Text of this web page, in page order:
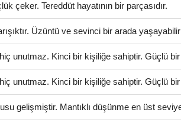
çeker. Tereddüt hayatının bir parçasıdır.
Üzüntü ve sevinci bir arada
unutmaz. Kinci bir kişiliğe sahiptir. Güçlü bir
unutmaz. Kinci bir kişiliğe sahiptir. Güçlü bir
gelişmiştir. Mantıklı düşünme en üst